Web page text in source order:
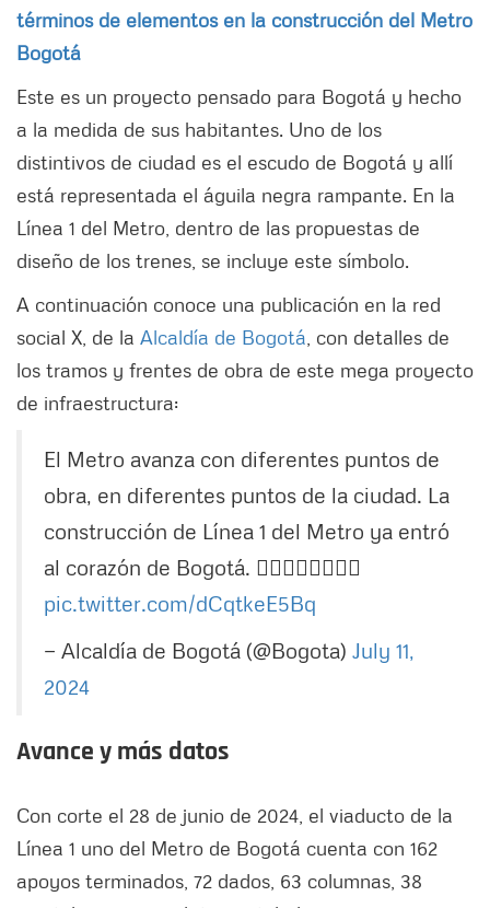
términos de elementos en la construcción del Metro
Bogotá
Este es un proyecto pensado para Bogotá y hecho
a la medida de sus habitantes. Uno de los
distintivos de ciudad es el escudo de Bogotá y allí
está representada el águila negra rampante. En la
Línea 1 del Metro, dentro de las propuestas de
diseño de los trenes, se incluye este símbolo.
A continuación conoce una publicación en la red
social X, de la Alcaldía de Bogotá , con detalles de
los tramos y frentes de obra de este mega proyecto
de infraestructura:
El Metro avanza con diferentes puntos de
obra, en diferentes puntos de la ciudad. La
construcción de Línea 1 del Metro ya entró
al corazón de Bogotá. 👇🏻👇🏻👇🏻👇🏻
pic.twitter.com/dCqtkeE5Bq
— Alcaldía de Bogotá (@Bogota) July 11,
2024
Avance y más datos
Con corte el 28 de junio de 2024, el viaducto de la
Línea 1 uno del Metro de Bogotá cuenta con 162
apoyos terminados, 72 dados, 63 columnas, 38